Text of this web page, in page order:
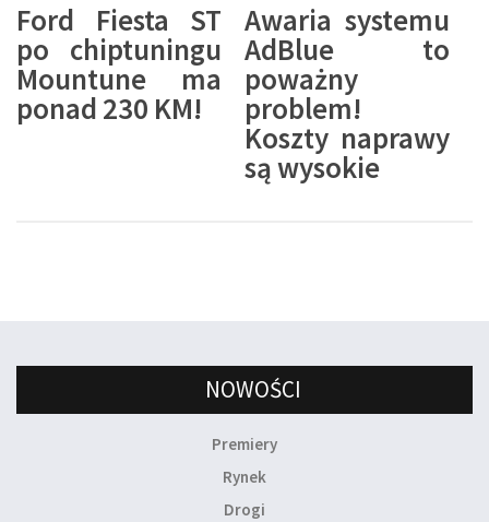
Ford Fiesta ST
po chiptuningu
Mountune ma
ponad 230 KM!
Awaria systemu
AdBlue to
poważny
problem!
Koszty naprawy
są wysokie
NOWOŚCI
Premiery
Rynek
Drogi